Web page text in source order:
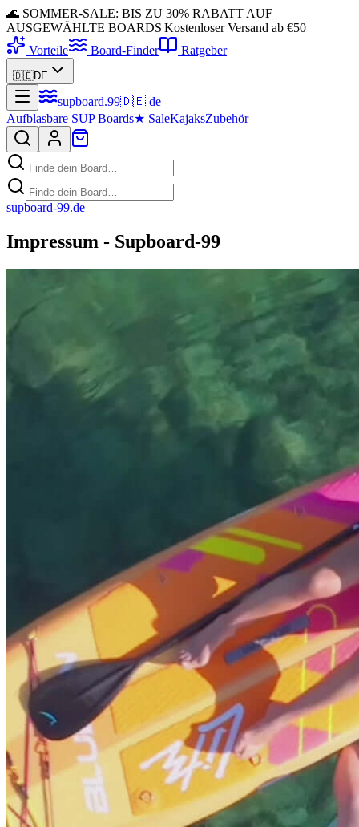
🌊 SOMMER-SALE: BIS ZU 30% RABATT AUF
AUSGEWÄHLTE BOARDS|Kostenloser Versand ab €50
Vorteile
Board-Finder Ratgeber
🇩🇪DE
supboard.99🇩🇪 de
Aufblasbare SUP Boards★ SaleKajaksZubehör
supboard-99.de
Impressum - Supboard-99